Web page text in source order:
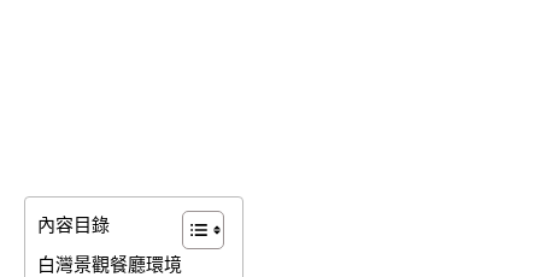
內容目錄
白灣景觀餐廳環境